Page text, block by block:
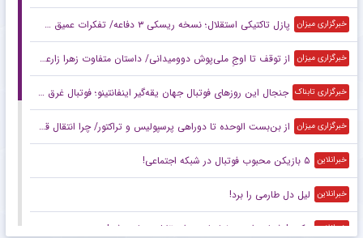
خبرگزاری میزان پازل تاکتیکی استقلال؛ نسخه ریسکی ۳ دفاعه/ تفکرات عمیق سهراب با اسکواد کم‌عمق
خبرگزاری میزان از توقف تا اوجِ ملی‌پوش دوومیدانی/ داستان متفاوت زهرا زارعی در آستانه ناگویا
خبرگزاری تابناک جنجال این روزهای فوتبال جهان یقه‌گیر اینفانتینو؛ فوتبال غرق در اقتصاد
خبرگزاری میزان از بن‌بست الوحده تا دوراهی پرسپولیس و تراکتور/ چرا انتقال قربانی در هاله‌ای از ابهام است؟
خبرانلاین ۵ بازیکن محبوب فوتبال در شبکه اجتماعی!
خبرانلاین لیل دل طارمی را برد!
خبرانلاین عکس| شماره رامین رضاییان در استقلال مصادره شد!